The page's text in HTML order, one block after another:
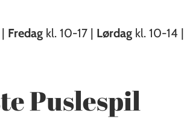
Fredagkl. 10-17 | Lørdagkl. 10-14 |
Puslespil